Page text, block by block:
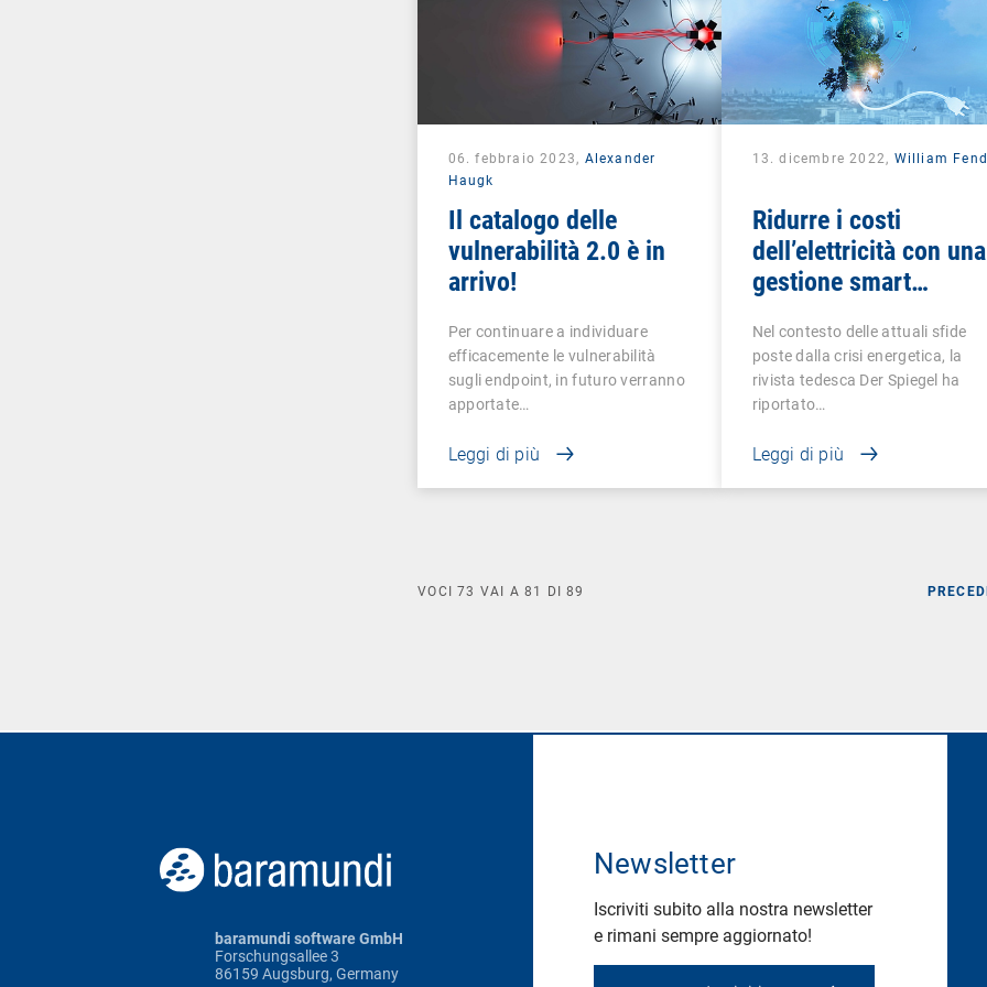
06. febbraio 2023, Alexander
Haugk
Il catalogo delle
vulnerabilità 2.0 è in
arrivo!
Per continuare a individuare
efficacemente le vulnerabilità
sugli endpoint, in futuro verranno
apportate…
Leggi di più
13. dicembre 2022, William
Ridurre i costi
dell’elettricità con una
gestione smart
Nel contesto delle attuali sfide
poste dalla crisi energetica, la
rivista tedesca Der Spiegel ha
riportato…
Leggi di più
VOCI73 VAI A 81 DI89
baramundi software GmbH
Forschungsallee 3
86159 Augsburg, Germany
Newsletter
Iscriviti subito alla nostra newsletter
e rimani sempre aggiornato!